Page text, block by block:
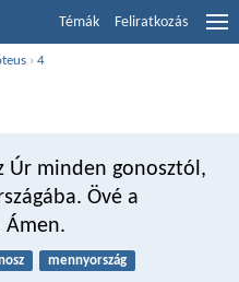
Témák Feliratkozás
›4
Úr minden gonosztól,
Övé a
Ámen.
mennyország